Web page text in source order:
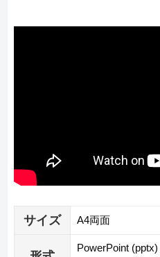
サイズ A4両面
PowerPoint